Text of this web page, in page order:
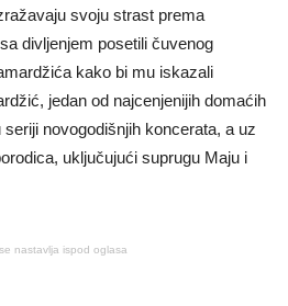
svoju strast prema
divljenjem posetili čuvenog
kako bi mu iskazali
jedan od najcenjenijih domaćih
novogodišnjih koncerata, a uz
uključujući suprugu Maju i
nastavlja ispod oglasa